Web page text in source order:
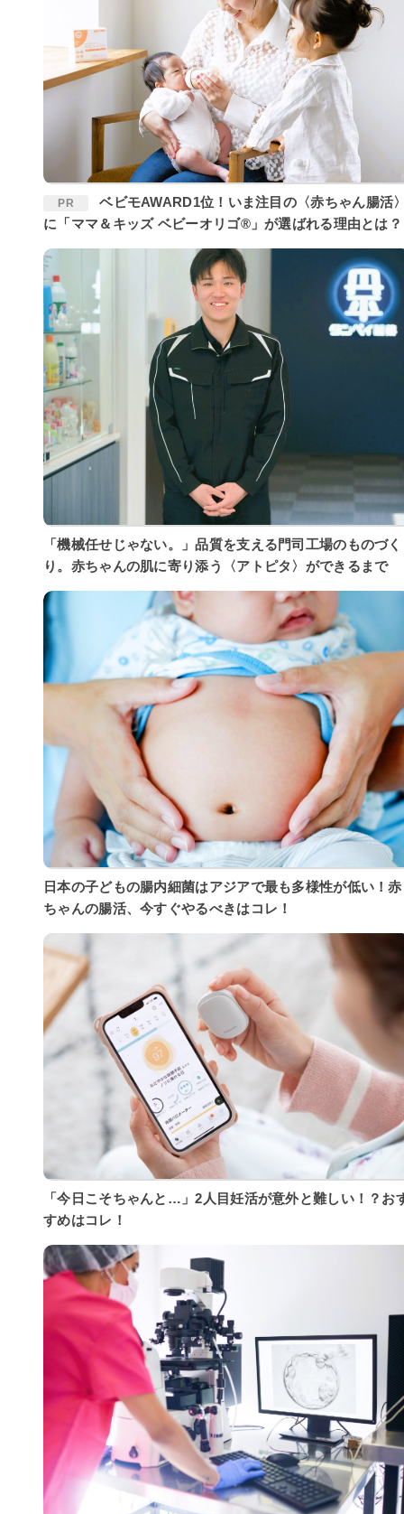
PR
ベビモAWARD1位！いま注目の〈赤ちゃん腸活〉
に「ママ＆キッズ ベビーオリゴ®」が選ばれる理由とは？
「機械任せじゃない。」品質を支える門司工場のものづく
り。赤ちゃんの肌に寄り添う〈アトピタ〉ができるまで
日本の子どもの腸内細菌はアジアで最も多様性が低い！赤
ちゃんの腸活、今すぐやるべきはコレ！
「今日こそちゃんと…」2人目妊活が意外と難しい！？お
すめはコレ！